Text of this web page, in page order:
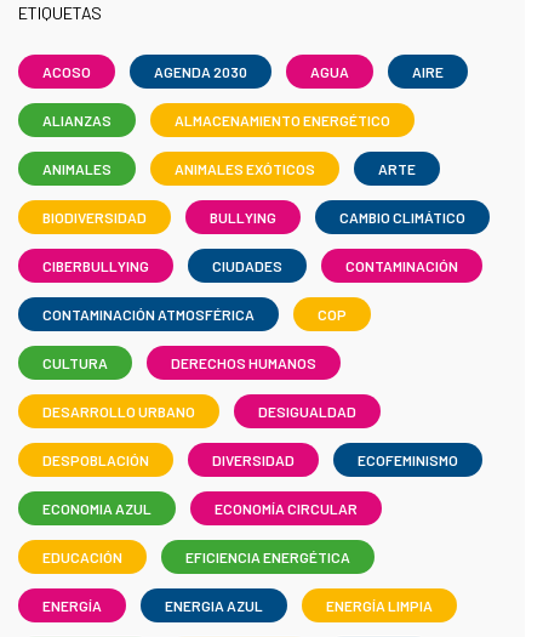
ETIQUETAS
ACOSO AGENDA 2030 AGUA AIRE
ALIANZAS ALMACENAMIENTO ENERGÉTICO
ANIMALES ANIMALES EXÓTICOS ARTE
BIODIVERSIDAD BULLYING CAMBIO CLIMÁTICO
CIBERBULLYING CIUDADES CONTAMINACIÓN
CONTAMINACIÓN ATMOSFÉRICA COP
CULTURA DERECHOS HUMANOS
DESARROLLO URBANO DESIGUALDAD
DESPOBLACIÓN DIVERSIDAD ECOFEMINISMO
ECONOMIA AZUL ECONOMÍA CIRCULAR
EDUCACIÓN EFICIENCIA ENERGÉTICA
ENERGÍA ENERGIA AZUL ENERGÍA LIMPIA